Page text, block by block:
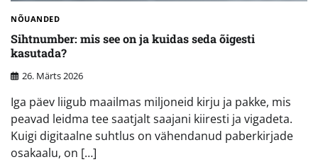
NÕUANDED
Sihtnumber: mis see on ja kuidas seda õigesti
kasutada?
26. Märts 2026
Iga päev liigub maailmas miljoneid kirju ja pakke, mis
peavad leidma tee saatjalt saajani kiiresti ja vigadeta.
Kuigi digitaalne suhtlus on vähendanud paberkirjade
osakaalu, on […]